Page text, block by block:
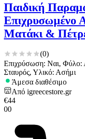
Παιδική
Επιχρυσωμένο
Ματάκι &
(0)
Επιχρύσωση: Ναι, Φύλο:
Σταυρός, Υλικό: Ασήμι
Άμεσα διαθέσιμο
Από igreecestore.gr
€44
00